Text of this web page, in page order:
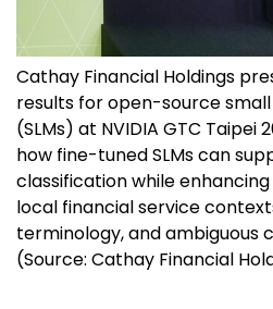
Cathay Financial Holdings
results for open-source
(SLMs) at NVIDIA GTC Taipei
how fine-tuned SLMs can
classification while enhancing
local financial service
terminology, and ambiguous
(Source: Cathay Financial